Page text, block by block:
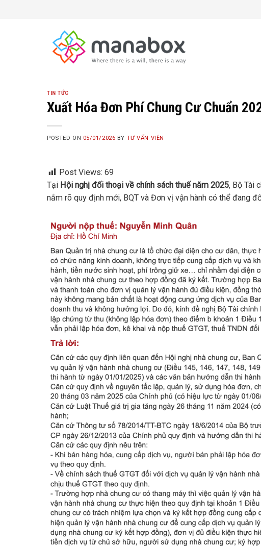
TIN TỨC
Xuất Hóa Đơn Phí Chung Cư Chuẩn
POSTED ON 05/01/2026 BY TƯ VẤN VIÊN
Post Views: 69
Tại Hội nghị đối thoại về chính sách thuế năm 2025, Bộ Tài
nắm rõ quy định mới, BQT và Đơn vị vận hành có thể đang